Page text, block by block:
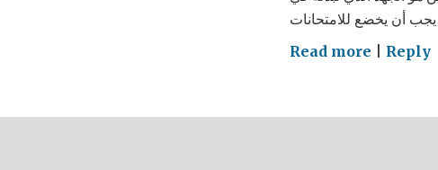
Read more on
العربية
Reply